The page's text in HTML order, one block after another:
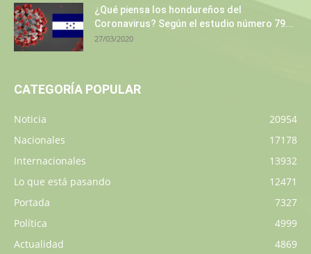
¿Qué piensa los hondureños del
Coronavirus? Según el estudio número 79...
27/03/2020
CATEGORÍA POPULAR
Noticia
20954
Nacionales
17178
Internacionales
13932
Lo que está pasando
12471
Portada
7327
Política
4999
Actualidad
4869